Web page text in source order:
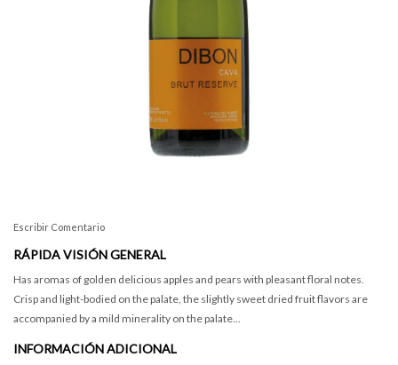
Escribir Comentario
RÁPIDA VISIÓN GENERAL
Has aromas of golden delicious apples and pears with pleasant floral notes.
Crisp and light-bodied on the palate, the slightly sweet dried fruit flavors are
accompanied by a mild minerality on the palate...
INFORMACIÓN ADICIONAL